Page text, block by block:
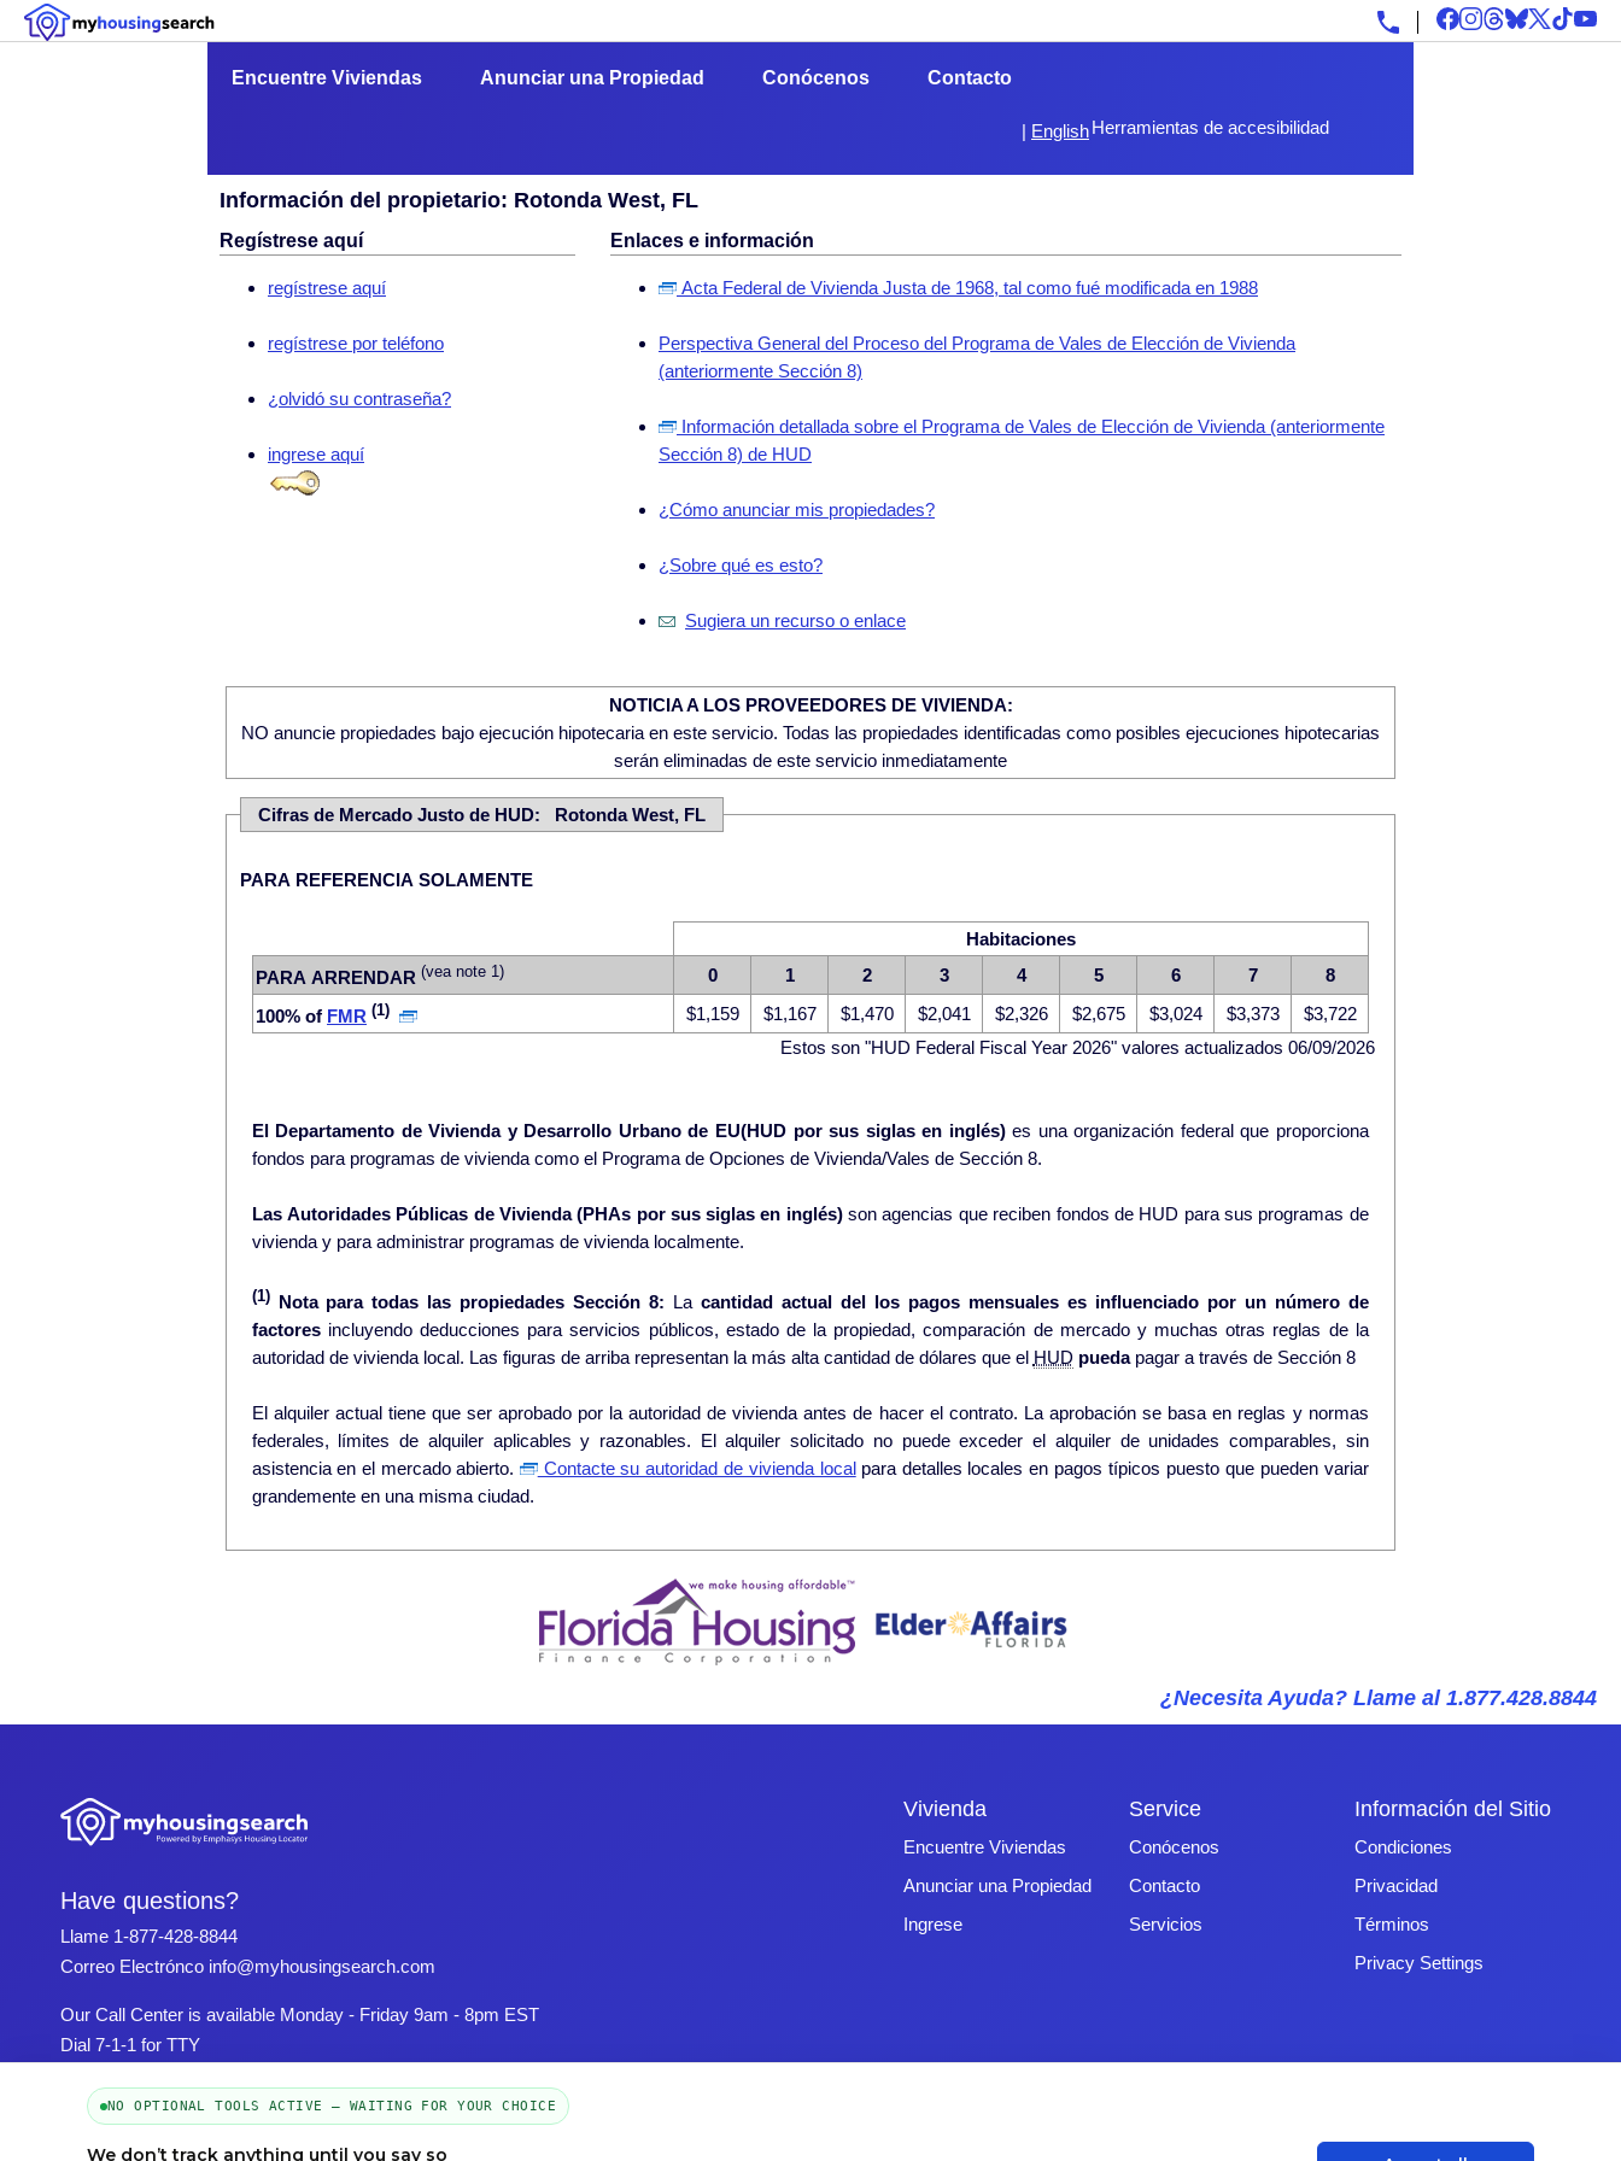
Encuentre Viviendas Anunciar una Propiedad Conócenos Contacto
Herramientas de accesibilidad
| English
Información del propietario: Rotonda West, FL
Regístrese aquí
regístrese aquí
regístrese por teléfono
¿olvidó su contraseña?
ingrese aquí
Enlaces e información
Acta Federal de Vivienda Justa de 1968, tal como fué modificada en 1988
Perspectiva General del Proceso del Programa de Vales de Elección de Vivienda
(anteriormente Sección 8)
Información detallada sobre el Programa de Vales de Elección de Vivienda (anteriormente
Sección 8) de HUD
¿Cómo anunciar mis propiedades?
¿Sobre qué es esto?
Sugiera un recurso o enlace
NOTICIA A LOS PROVEEDORES DE VIVIENDA:
NO anuncie propiedades bajo ejecución hipotecaria en este servicio. Todas las propiedades identificadas como posibles ejecuciones hipotecarias
serán eliminadas de este servicio inmediatamente
Cifras de Mercado Justo de HUD: Rotonda West, FL
PARA REFERENCIA SOLAMENTE
Habitaciones
PARA ARRENDAR (vea note 1) 0 1 2 3 4 5 6 7
8
100% of FMR (1) $1,159 $1,167 $1,470 $2,041 $2,326 $2,675 $3,024 $3,373
$3,722
Estos son "HUD Federal Fiscal Year 2026" valores actualizados 06/09/2026
El Departamento de Vivienda y Desarrollo Urbano de EU(HUD por sus siglas en inglés)es una organización federal que proporciona
fondos para programas de vivienda como el Programa de Opciones de Vivienda/Vales de Sección 8.
Las Autoridades Públicas de Vivienda (PHAs por sus siglas en inglés)son agencias que reciben fondos de HUD para sus programas de
vivienda y para administrar programas de vivienda localmente.
(1)Nota para todas las propiedades Sección 8: Lacantidad actual del los pagos mensuales es influenciado por un número de
factoresincluyendo deducciones para servicios públicos, estado de la propiedad, comparación de mercado y muchas otras reglas de la
autoridad de vivienda local. Las figuras de arriba representan la más alta cantidad de dólares que el HUD puedapagar a través de Sección 8
El alquiler actual tiene que ser aprobado por la autoridad de vivienda antes de hacer el contrato. La aprobación se basa en reglas y normas
federales, límites de alquiler aplicables y razonables. El alquiler solicitado no puede exceder el alquiler de unidades comparables, sin
asistencia en el mercado abierto.
Contacte su autoridad de vivienda localpara detalles locales en pagos típicos puesto que pueden variar
grandemente en una misma ciudad.
¿Necesita Ayuda? Llame al 1.877.428.8844
Have questions?
Llame 1-877-428-8844
Correo Electrónco info@myhousingsearch.com
Our Call Center is available Monday - Friday 9am - 8pm EST
Dial 7-1-1 for TTY
Vivienda
Encuentre Viviendas
Anunciar una Propiedad
Ingrese
Service
Conócenos
Contacto
Servicios
Información del Sitio
Condiciones
Privacidad
Términos
Privacy Settings
NO OPTIONAL TOOLS ACTIVE — WAITING FOR YOUR CHOICE
We don’t track anything until you say so